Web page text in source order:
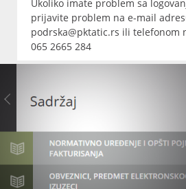
Ukoliko imate problem sa
prijavite problem na e-mail
podrska@pktatic.rs ili telefonom
065 2665 284